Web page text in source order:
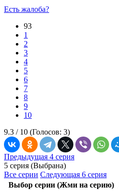
Есть жалоба?
93
1
2
3
4
5
6
7
8
9
10
9.3 / 10 (Голосов: 3)
Предыдущая 4 серия
5 серия (Выбрана)
Все серии Следующая 6 серия
Выбор серии (Жми на серию)